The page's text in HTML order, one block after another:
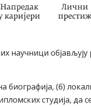
научници
биографија, (б)
студија,